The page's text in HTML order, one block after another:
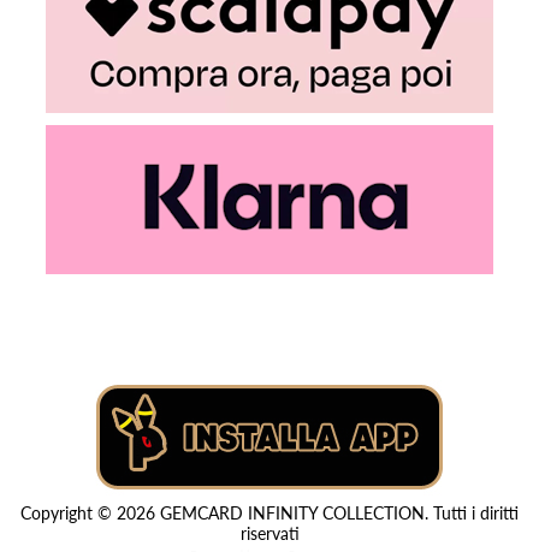
Copyright © 2026 GEMCARD INFINITY COLLECTION. Tutti i diritti
riservati